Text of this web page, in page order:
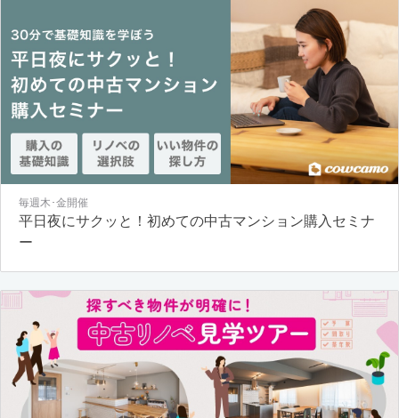
毎週木･金開催
平日夜にサクッと！初めての中古マンション購入セミナ
ー